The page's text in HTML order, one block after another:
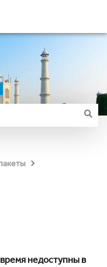
недоступны в